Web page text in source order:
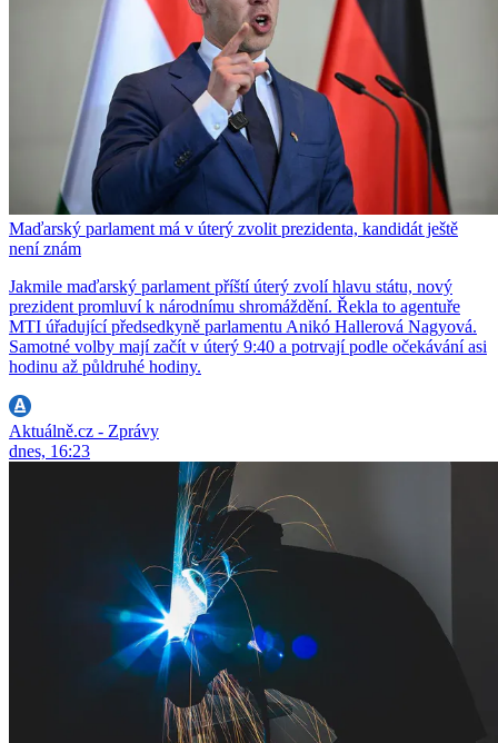
Maďarský parlament má v úterý zvolit prezidenta, kandidát ještě
není znám
Jakmile maďarský parlament příští úterý zvolí hlavu státu, nový
prezident promluví k národnímu shromáždění. Řekla to agentuře
MTI úřadující předsedkyně parlamentu Anikó Hallerová Nagyová.
Samotné volby mají začít v úterý 9:40 a potrvají podle očekávání asi
hodinu až půldruhé hodiny.
Aktuálně.cz - Zprávy
dnes, 16:23